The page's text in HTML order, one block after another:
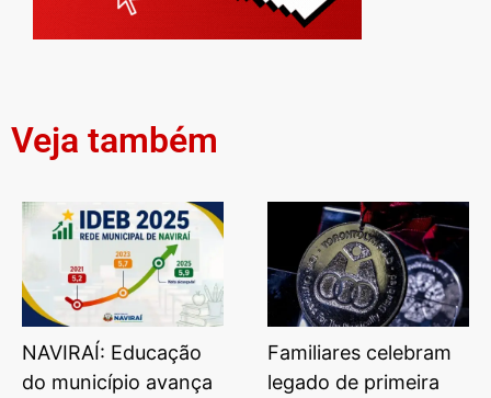
Veja também
NAVIRAÍ: Educação
do município avança
Familiares celebram
legado de primeira